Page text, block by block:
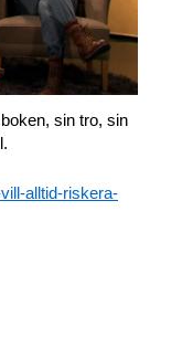
sin tro, sin
alltid-riskera-